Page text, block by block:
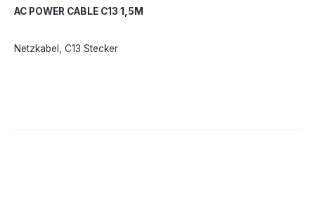
AC POWER CABLE C13 1,5M
Netzkabel, C13 Stecker